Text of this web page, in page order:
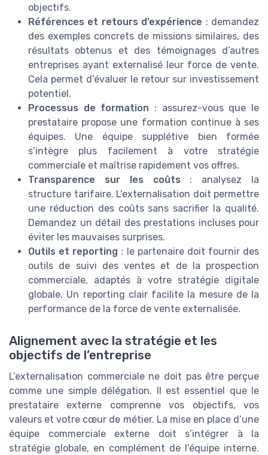
objectifs.
Références et retours d’expérience : demandez
des exemples concrets de missions similaires, des
résultats obtenus et des témoignages d’autres
entreprises ayant externalisé leur force de vente.
Cela permet d’évaluer le retour sur investissement
potentiel.
Processus de formation : assurez-vous que le
prestataire propose une formation continue à ses
équipes. Une équipe supplétive bien formée
s’intègre plus facilement à votre stratégie
commerciale et maîtrise rapidement vos offres.
Transparence sur les coûts : analysez la
structure tarifaire. L’externalisation doit permettre
une réduction des coûts sans sacrifier la qualité.
Demandez un détail des prestations incluses pour
éviter les mauvaises surprises.
Outils et reporting : le partenaire doit fournir des
outils de suivi des ventes et de la prospection
commerciale, adaptés à votre stratégie digitale
globale. Un reporting clair facilite la mesure de la
performance de la force de vente externalisée.
Alignement avec la stratégie et les
objectifs de l’entreprise
L’externalisation commerciale ne doit pas être perçue
comme une simple délégation. Il est essentiel que le
prestataire externe comprenne vos objectifs, vos
valeurs et votre cœur de métier. La mise en place d’une
équipe commerciale externe doit s’intégrer à la
stratégie globale, en complément de l’équipe interne.